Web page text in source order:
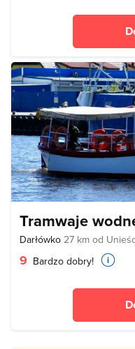
Tramwaje
Darłówko 27 km od
9 Bardzo dobry!